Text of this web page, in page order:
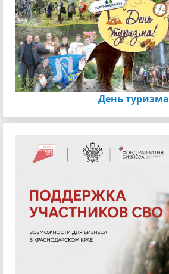
День туризма